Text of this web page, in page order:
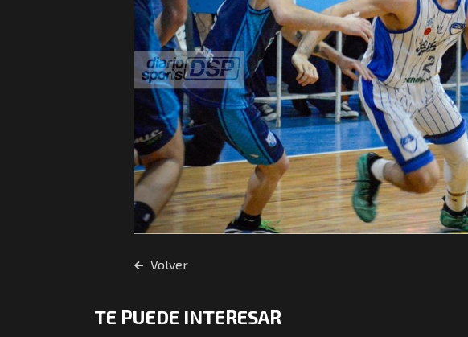
Volver
TE PUEDE INTERESAR